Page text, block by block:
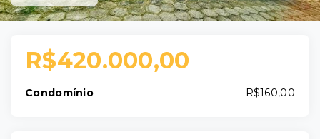
R$420.000,00
Condomínio R$160,00